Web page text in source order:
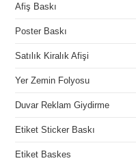
Afiş Baskı
Poster Baskı
Satılık Kiralık Afişi
Yer Zemin Folyosu
Duvar Reklam Giydirme
Etiket Sticker Baskı
Etiket Baskes